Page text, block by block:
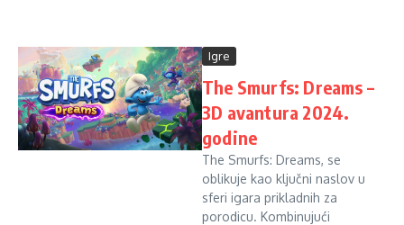
Igre
The Smurfs: Dreams –
3D avantura 2024.
godine
The Smurfs: Dreams, se
oblikuje kao ključni naslov u
sferi igara prikladnih za
porodicu. Kombinujući